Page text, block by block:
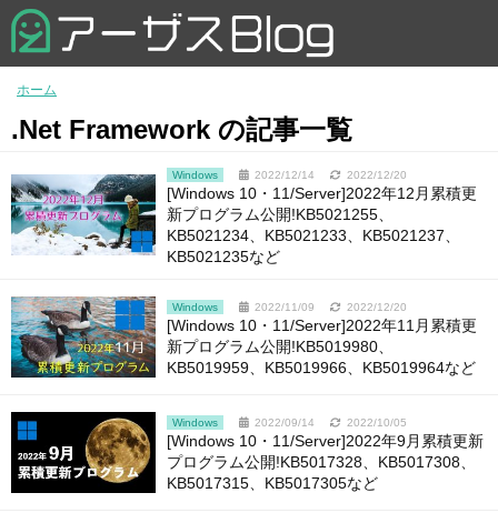
ホーム
.Net Framework の記事一覧
Windows 2022/12/14 2022/12/20
[Windows 10・11/Server]2022年12月累積更
新プログラム公開!KB5021255、
KB5021234、KB5021233、KB5021237、
KB5021235など
Windows 2022/11/09 2022/12/20
[Windows 10・11/Server]2022年11月累積更
新プログラム公開!KB5019980、
KB5019959、KB5019966、KB5019964など
Windows 2022/09/14 2022/10/05
[Windows 10・11/Server]2022年9月累積更新
プログラム公開!KB5017328、KB5017308、
KB5017315、KB5017305など